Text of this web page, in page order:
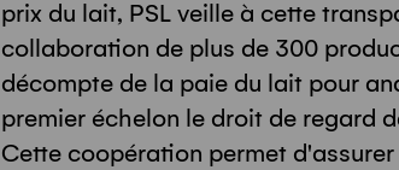
prix du lait, PSL veille à cette
collaboration de plus de 300
décompte de la paie du lait pour
premier échelon le droit de regard
Cette coopération permet